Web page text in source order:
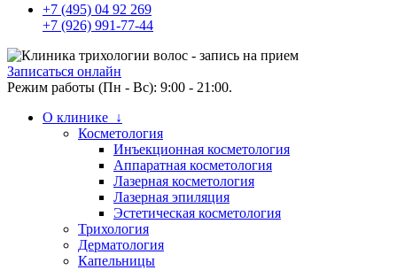
+7 (495) 04 92 269
+7 (926) 991-77-44
Записаться онлайн
Режим работы (Пн - Вс): 9:00 - 21:00.
О клинике ↓
Косметология
Инъекционная косметология
Аппаратная косметология
Лазерная косметология
Лазерная эпиляция
Эстетическая косметология
Трихология
Дерматология
Капельницы